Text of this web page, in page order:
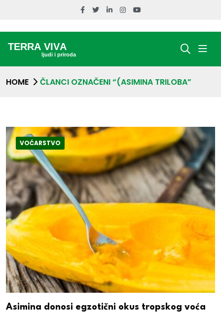
HOME ČLANCI OZNAČENI “(ASIMINA TRILOBA”
VOĆARSTVO
Asimina donosi egzotični okus tropskog voća